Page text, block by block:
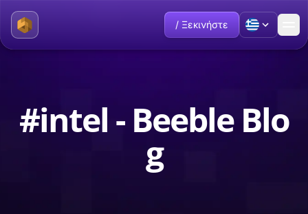
/ Ξεκινήστε
#intel - Beeble Blo
g